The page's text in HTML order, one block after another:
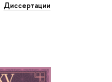
Диссертации